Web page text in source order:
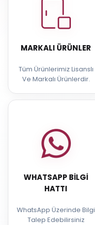
MARKALI ÜRÜNLER
Tüm Ürünlerimiz Lisanslı
Ve Markalı Ürünlerdir.
WHATSAPP BILGI
HATTI
WhatsApp Üzerinde Bilgi
Talep Edebilirsiniz